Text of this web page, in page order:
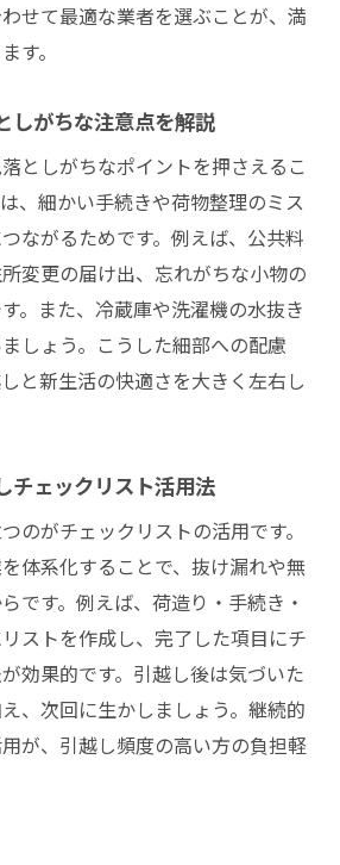
で家族が分担すべきポイント
る家庭の引越しストレス軽減法
経験した人が語る費用相場の実
と熊本市の費用相場の関係を解
し経験者が感じた相場の変化と
が高くなる時期と注意点を知ろ
無駄なく引越しするためのポ
スムーズに進めるための熊本市
が高い人の熊本市内スムーズ対
すための引越し事前準備リスト
を効率化するサービス活用法
せて最適な業者を選ぶことが、満
す。
しがちな注意点を解説
としがちなポイントを押さえるこ
、細かい手続きや荷物整理のミス
ながるためです。例えば、公共料
変更の届け出、忘れがちな小物の
。また、冷蔵庫や洗濯機の水抜き
しょう。こうした細部への配慮
と新生活の快適さを大きく左右し
チェックリスト活用法
のがチェックリストの活用です。
体系化することで、抜け漏れや無
です。例えば、荷造り・手続き・
ストを作成し、完了した項目にチ
効果的です。引越し後は気づいた
、次回に生かしましょう。継続的
が、引越し頻度の高い方の負担軽